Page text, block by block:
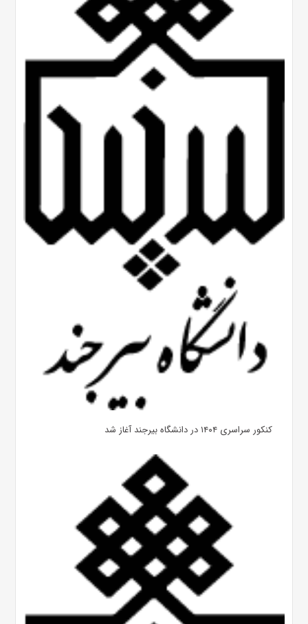
کنکور سراسری ۱۴۰۴ در دانشگاه بیرجند آغاز شد